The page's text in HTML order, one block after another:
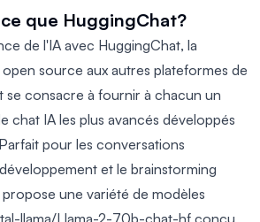
que HuggingChat?
de l'IA avec HuggingChat, la
source aux autres plateformes de
se consacre à fournir à chacun un
chat IA les plus avancés développés
pour les conversations
et le brainstorming
une variété de modèles